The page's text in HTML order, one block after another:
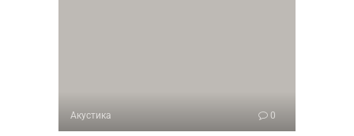
Акустика 0